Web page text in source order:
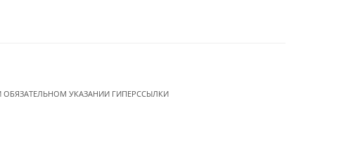
УКАЗАНИИ ГИПЕРССЫЛКИ